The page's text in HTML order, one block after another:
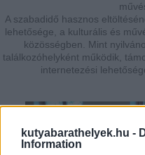
kutyabarathelyek.hu -
Information
A szabadidő hasznos
lehetősége, a kulturális és
közösségben. Mint
találkozóhelyként működik,
internetezési